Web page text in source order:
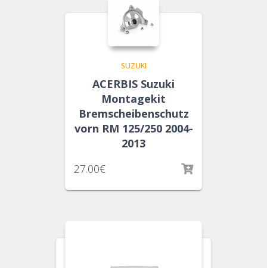
SUZUKI
ACERBIS Suzuki
Montagekit
Bremscheibenschutz
vorn RM 125/250 2004-
2013
27.00€